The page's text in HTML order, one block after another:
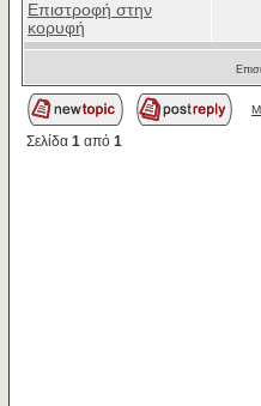
Επιστροφή στην
κορυφή
Σελίδα 1 από 1